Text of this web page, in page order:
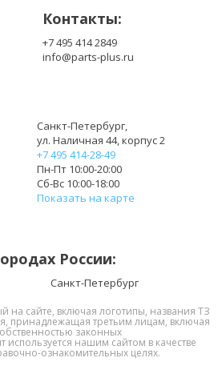
Контакты:
+7 495 414 2849
info@parts-plus.ru
Санкт-Петербург,
ул. Наличная 44, корпус 2
+7 495 414-28-49
Пн-Пт 10:00-20:00
Сб-Вс 10:00-18:00
Показать на карте
России:
Санкт-Петербург
на сайте, включая логотипы, названия ТЗ
принадлежащая третьим лицам, включая
законных
используется нашим сайтом в качестве
ознакомительных целях.